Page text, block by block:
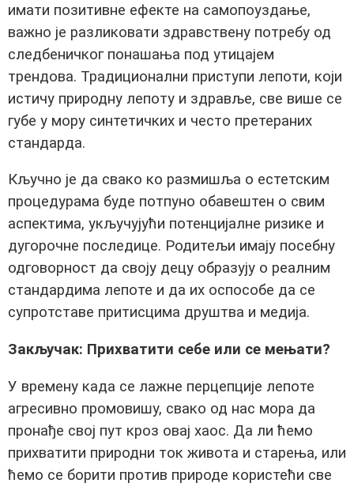
имати позитивне ефекте на самопоуздање,
важно је разликовати здравствену потребу од
следбеничког понашања под утицајем
трендова. Традиционални приступи лепоти, који
истичу природну лепоту и здравље, све више се
губе у мору синтетичких и често претераних
стандарда.
Кључно је да свако ко размишља о естетским
процедурама буде потпуно обавештен о свим
аспектима, укључујући потенцијалне ризике и
дугорочне последице. Родитељи имају посебну
одговорност да своју децу образују о реалним
стандардима лепоте и да их оспособе да се
супротставе притисцима друштва и медија.
Закључак: Прихватити себе или се мењати?
У времену када се лажне перцепције лепоте
агресивно промовишу, свако од нас мора да
пронађе свој пут кроз овај хаос. Да ли ћемо
прихватити природни ток живота и старења, или
ћемо се борити против природе користећи све